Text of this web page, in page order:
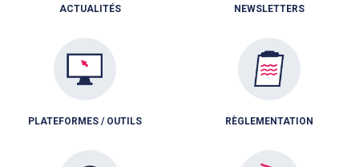
ACTUALITÉS NEWSLETTERS
PLATEFORMES / OUTILS RÈGLEMENTATION